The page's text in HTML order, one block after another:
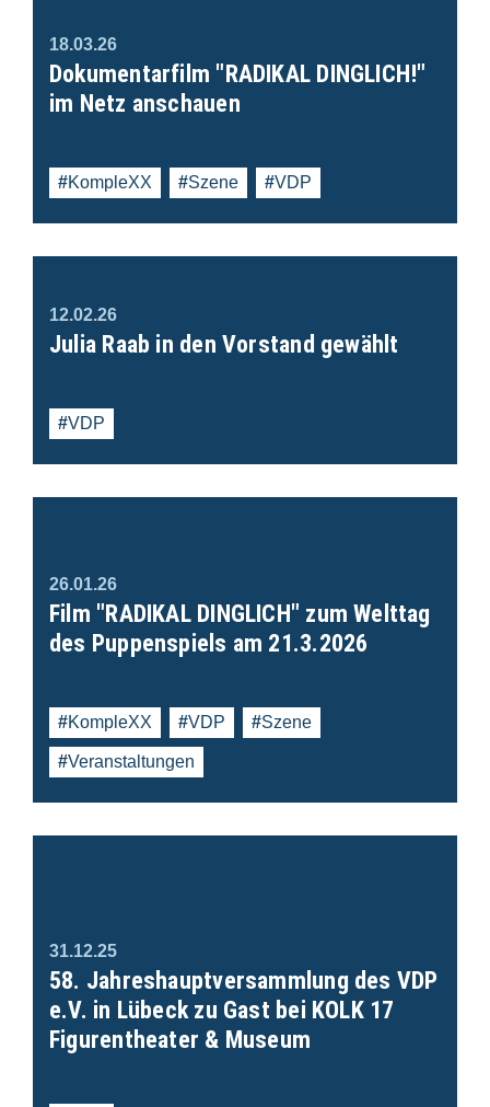
18.03.26
Dokumentarfilm "RADIKAL DINGLICH!"
im Netz anschauen
KompleXX Szene VDP
12.02.26
Julia Raab in den Vorstand gewählt
VDP
26.01.26
Film "RADIKAL DINGLICH" zum Welttag
des Puppenspiels am 21.3.2026
KompleXX VDP Szene
Veranstaltungen
31.12.25
58. Jahreshauptversammlung des VDP
e.V. in Lübeck zu Gast bei KOLK 17
Figurentheater & Museum